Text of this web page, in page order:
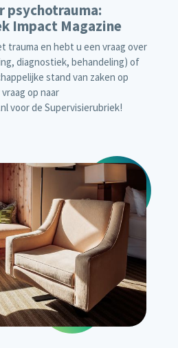
psychotrauma:
Impact Magazine
trauma en hebt u een vraag over
diagnostiek, behandeling) of
stand van zaken op
op naar
voor de Supervisierubriek!